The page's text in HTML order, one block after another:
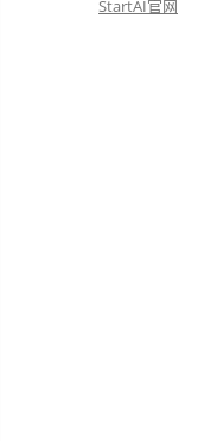
StartAI官网